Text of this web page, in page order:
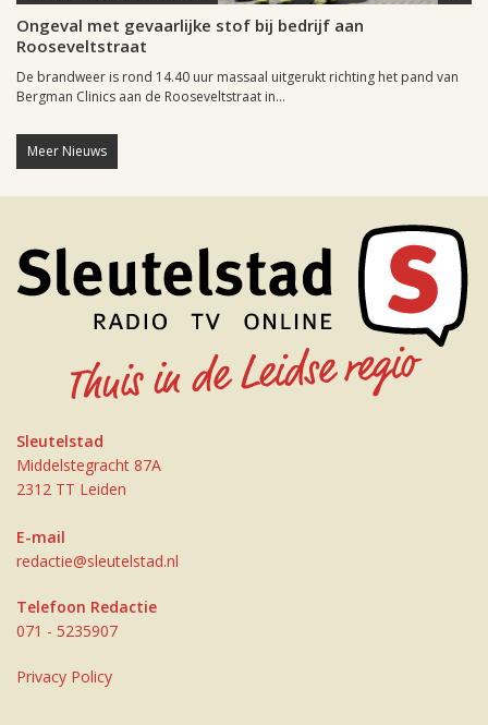
Ongeval met gevaarlijke stof bij bedrijf aan
Rooseveltstraat
De brandweer is rond 14.40 uur massaal uitgerukt richting het pand van
Bergman Clinics aan de Rooseveltstraat in...
Meer Nieuws
Sleutelstad
Middelstegracht 87A
2312 TT Leiden
E-mail
redactie@sleutelstad.nl
Telefoon Redactie
071 - 5235907
Privacy Policy